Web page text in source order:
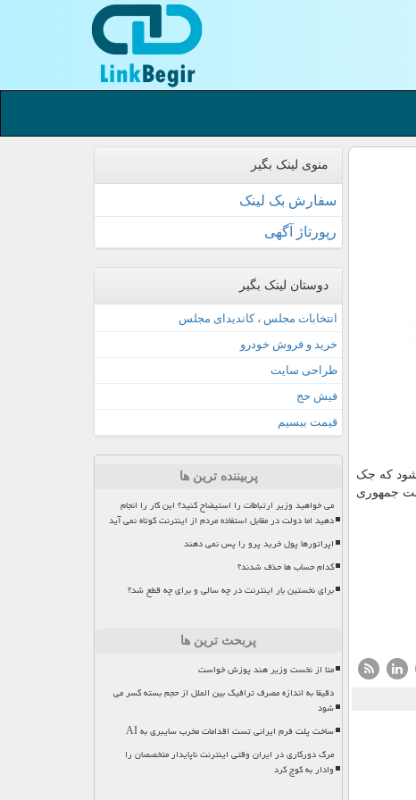
شود که جک
جمهوری
منوی لینک بگیر
سفارش بک لینک
رپورتاژ آگهی
دوستان لینک بگیر
انتخابات مجلس ، کاندیدای مجلس
خرید و فروش خودرو
طراحی سایت
فیش حج
قیمت بیسیم
پربیننده ترین ها
می خواهید وزیر ارتباطات را استیضاح کنید؟ این کار را انجام
دهید اما دولت در مقابل استفاده مردم از اینترنت کوتاه نمی آید
اپراتورها پول خرید پرو را پس نمی دهند
کدام حساب ها حذف شدند؟
برای نخستین بار اینترنت در چه سالی و برای چه قطع شد؟
پربحث ترین ها
متا از نخست وزیر هند پوزش خواست
دقیقا به اندازه مصرف ترافیک بین الملل از حجم بسته کسر می
شود
ساخت پلت فرم ایرانی تست اقدامات مخرب سایبری به AI
مرگ دورکاری در ایران وقتی اینترنت ناپایدار متخصصان را
وادار به کوچ کرد